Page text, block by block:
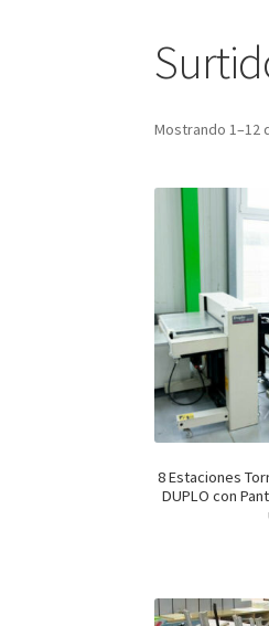
Mostrando 1–12
8 Estaciones
DUPLO con